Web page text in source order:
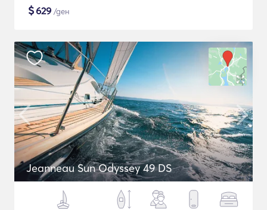
$629 /ден
Jeanneau Sun Odyssey 49 DS